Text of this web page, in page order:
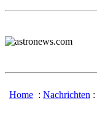
Home : Nachrichten :